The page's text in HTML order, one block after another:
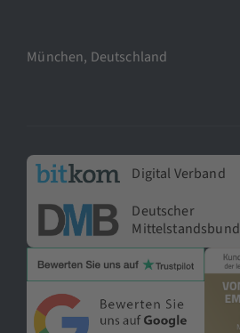
München, Deutschland
Digital Verband
Deutscher
Mittelstandsbund